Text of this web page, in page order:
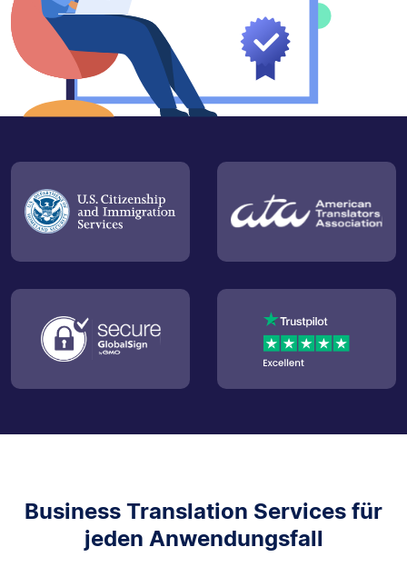
Business Translation Services für
jeden Anwendungsfall